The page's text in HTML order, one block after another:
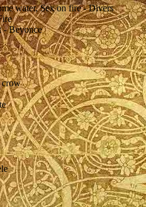
water, Sex on fire - Divers
- Beyonce
crow